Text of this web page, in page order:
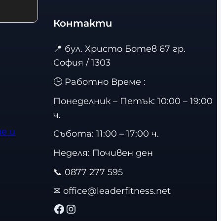
и
Контакти
📍 бул. Христо Ботев 67 гр.
София / 1303
🕒 Работно Време :
Понеделник – Петък: 10:00 – 19:00
ч.
Събота: 11:00 – 17:00 ч.
Неделя: Почивен ден
📞 0877 277 595
✉ office@leaderfitness.net
Facebook Instagram